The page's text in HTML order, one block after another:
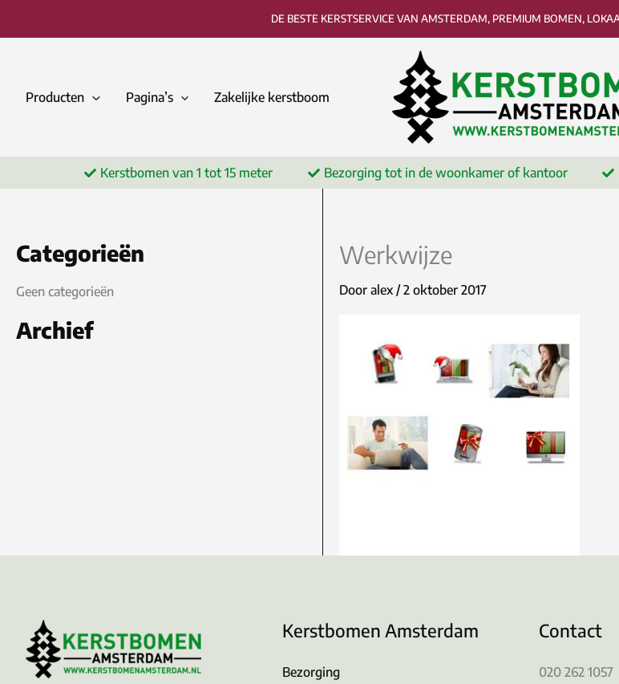
DE BESTE KERSTSERVICE VAN AMSTERDAM, PREMIUM BOMEN,
Producten Pagina’s Zakelijke kerstboom
Kerstbomen van 1 tot 15 meter Bezorging tot in de woonkamer of kantoor
Categorieën
Geen categorieën
Archief
Werkwijze
Dooralex/2 oktober 2017
Kerstbomen Amsterdam
Bezorging
Contact
020 262 1057